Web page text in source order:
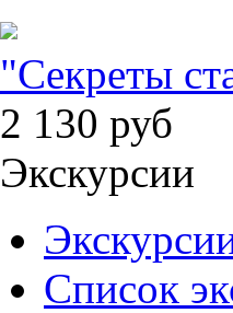
"Секреты
2 130 руб
Экскурсии
Список